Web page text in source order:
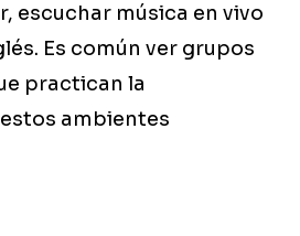
escuchar música en vivo
Es común ver grupos
practican la
ambientes